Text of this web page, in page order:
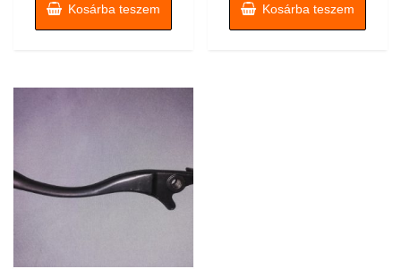
Kosárba teszem Kosárba teszem